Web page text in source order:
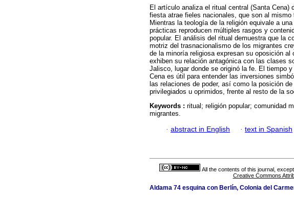
El artículo analiza el ritual central (Santa Cena)
fiesta atrae fieles nacionales, que son al
Mientras la teología de la religión equivale a
prácticas reproducen múltiples rasgos y
popular. El análisis del ritual demuestra que la
motriz del trasnacionalismo de los migrantes
de la minoría religiosa expresan su oposición
exhiben su relación antagónica con las clases
Jalisco, lugar donde se originó la fe. El tiempo
Cena es útil para entender las inversiones
las relaciones de poder, así como la posición
privilegiados u oprimidos, frente al resto de la
Keywords : ritual; religión popular; comunidad
migrantes.
· abstract in English · text in Spanish
All the contents of this journal,
Creative Commons
Aldama 74 esquina con Berlín, Colonia del